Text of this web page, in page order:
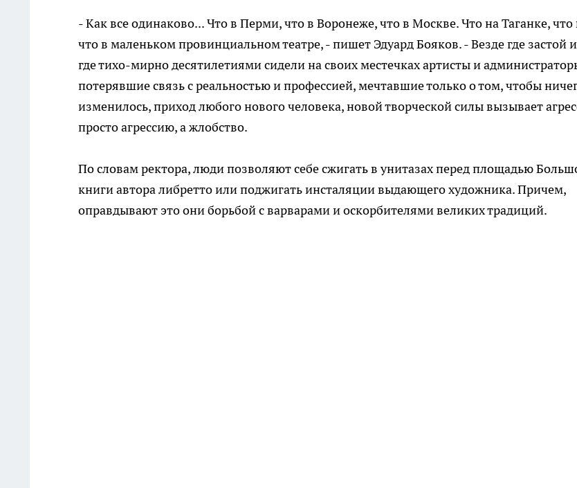
- Как все одинаково... Что в Перми, что в Воронеже, что в Москве. Что на Таганке,
что в маленьком провинциальном театре, - пишет Эдуард Бояков. - Везде где застой
где тихо-мирно десятилетиями сидели на своих местечках артисты и
потерявшие связь с реальностью и профессией, мечтавшие только о том, чтобы
изменилось, приход любого нового человека, новой творческой силы вызывает
просто агрессию, а жлобство.
По словам ректора, люди позволяют себе сжигать в унитазах перед площадью
книги автора либретто или поджигать инсталяции выдающего художника. Причем,
оправдывают это они борьбой с варварами и оскорбителями великих традиций.